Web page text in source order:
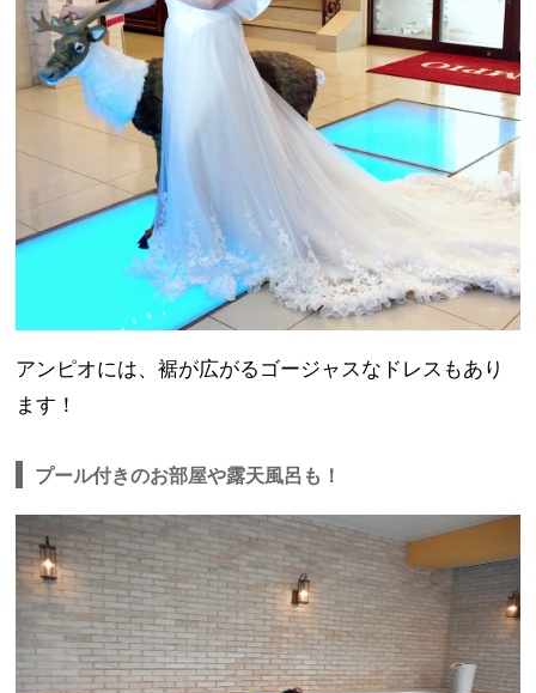
アンピオには、裾が広がるゴージャスなドレスもあり
ます！
プール付きのお部屋や露天風呂も！